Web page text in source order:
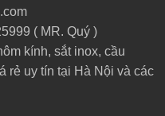
( MR. Quý )
kính, sắt inox, cầu
rẻ uy tín tại Hà Nội và các